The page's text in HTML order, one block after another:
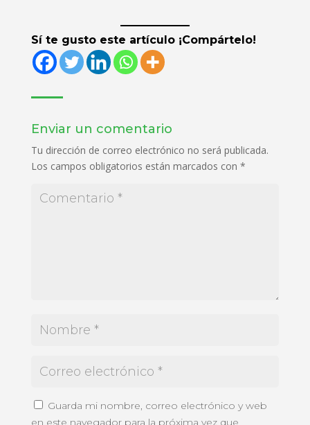
Sí te gusto este artículo ¡Compártelo!
Enviar un comentario
Tu dirección de correo electrónico no será publicada.
Los campos obligatorios están marcados con *
Guarda mi nombre, correo electrónico y web
en este navegador para la próxima vez que